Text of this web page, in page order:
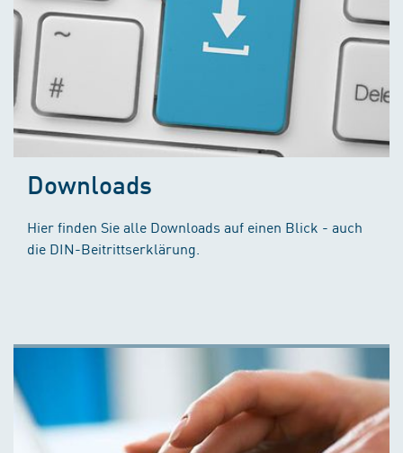
Downloads
Hier finden Sie alle Downloads auf einen Blick - auch
die DIN-Beitrittserklärung.